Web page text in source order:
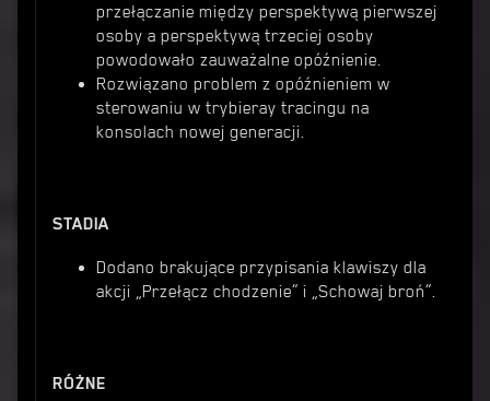
przełączanie między perspektywą pierwszej
osoby a perspektywą trzeciej osoby
powodowało zauważalne opóźnienie.
Rozwiązano problem z opóźnieniem w
sterowaniu w trybieray tracingu na
konsolach nowej generacji.
STADIA
Dodano brakujące przypisania klawiszy dla
akcji „Przełącz chodzenie” i „Schowaj broń”.
RÓŻNE